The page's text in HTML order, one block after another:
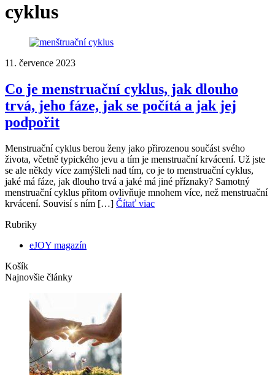
cyklus
11. července 2023
Co je menstruační cyklus, jak dlouho
trvá, jeho fáze, jak se počítá a jak jej
podpořit
Menstruační cyklus berou ženy jako přirozenou součást svého
života, včetně typického jevu a tím je menstruační krvácení. Už jste
se ale někdy více zamýšleli nad tím, co je to menstruační cyklus,
jaké má fáze, jak dlouho trvá a jaké má jiné příznaky? Samotný
menstruační cyklus přitom ovlivňuje mnohem více, než menstruační
krvácení. Souvisí s ním […] Čítať viac
Rubriky
eJOY magazín
Košík
Najnovšie články